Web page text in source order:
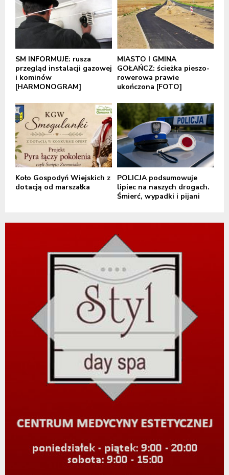
SM INFORMUJE: rusza
przegląd instalacji gazowej
i kominów
[HARMONOGRAM]
MIASTO I GMINA
GOŁAŃCZ: ścieżka pieszo-
rowerowa prawie
ukończona [FOTO]
Koło Gospodyń Wiejskich z
dotacją od marszałka
POLICJA podsumowuje
lipiec na naszych drogach.
Śmierć, wypadki i pijani